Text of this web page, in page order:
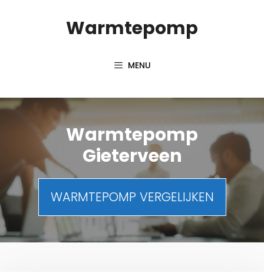
Warmtepomp
MENU
Warmtepomp
Gieterveen
WARMTEPOMP VERGELIJKEN